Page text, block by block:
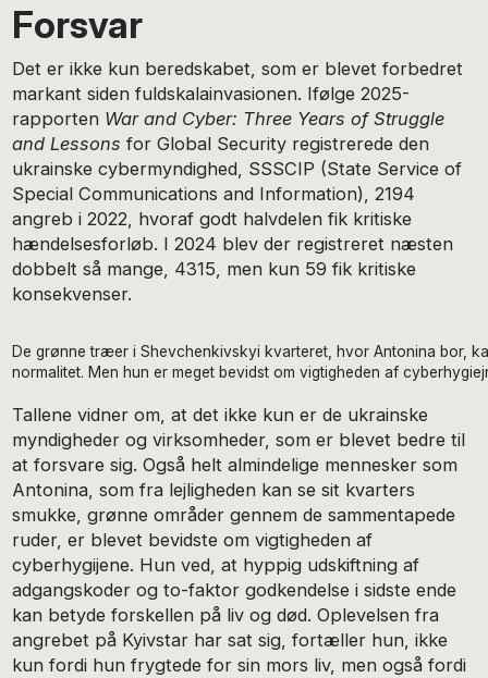
Forsvar
Det er ikke kun beredskabet, som er blevet forbedret
markant siden fuldskalainvasionen. Ifølge 2025-
rapporten War and Cyber: Three Years of Struggle
and Lessonsfor Global Security registrerede den
ukrainske cybermyndighed, SSSCIP (State Service of
Special Communications and Information), 2194
angreb i 2022, hvoraf godt halvdelen fik kritiske
hændelsesforløb. I 2024 blev der registreret næsten
dobbelt så mange, 4315, men kun 59 fik kritiske
konsekvenser.
De grønne træer i Shevchenkivskyi kvarteret, hvor Antonina bor,
normalitet. Men hun er meget bevidst om vigtigheden af
Tallene vidner om, at det ikke kun er de ukrainske
myndigheder og virksomheder, som er blevet bedre til
at forsvare sig. Også helt almindelige mennesker som
Antonina, som fra lejligheden kan se sit kvarters
smukke, grønne områder gennem de sammentapede
ruder, er blevet bevidste om vigtigheden af
cyberhygijene. Hun ved, at hyppig udskiftning af
adgangskoder og to-faktor godkendelse i sidste ende
kan betyde forskellen på liv og død. Oplevelsen fra
angrebet på Kyivstar har sat sig, fortæller hun, ikke
kun fordi hun frygtede for sin mors liv, men også fordi